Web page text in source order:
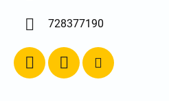
728377190